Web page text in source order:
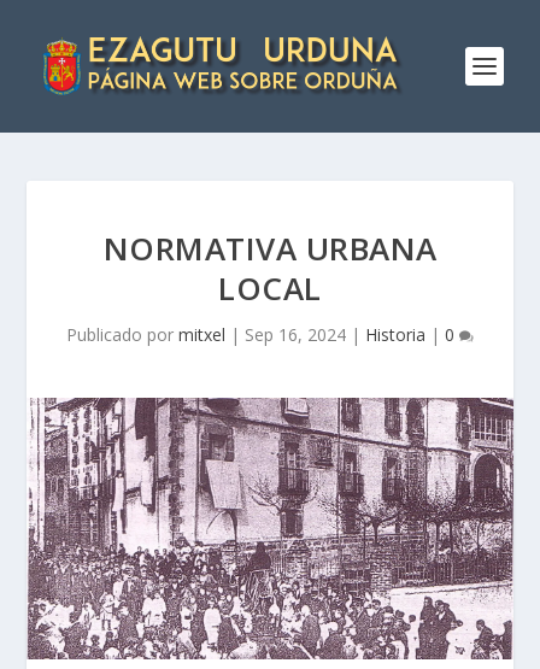
NORMATIVA URBANA
LOCAL
Publicado por mitxel | Sep 16, 2024 | Historia | 0